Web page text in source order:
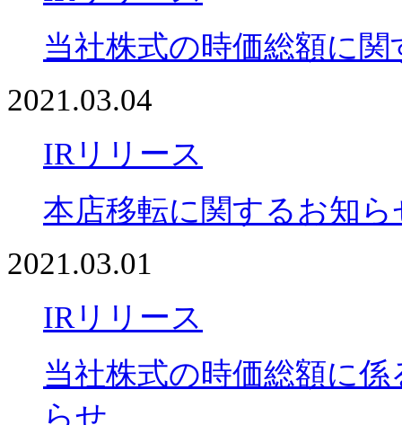
当社株式の時価総額に
2021.03.04
IRリリース
本店移転に関するお知ら
2021.03.01
IRリリース
当社株式の時価総額に
らせ